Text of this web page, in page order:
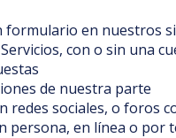
formulario en nuestros
con o sin una
de nuestra parte
redes sociales, o foros
persona, en línea o por